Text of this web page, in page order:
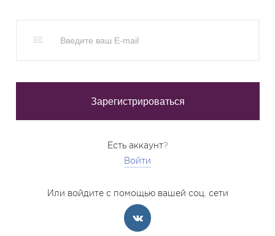
Есть аккаунт?
Войти
Или войдите с помощью вашей соц. сети